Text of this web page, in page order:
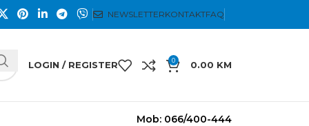
NEWSLETTERKONTAKTFAQ
LOGIN / REGISTER 0 0.00 KM
Mob: 066/400-444